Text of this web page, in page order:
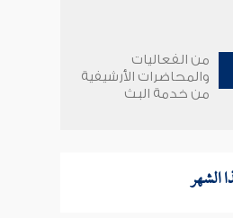
من الفعاليات
والمحاضرات الأرشيفية
من خدمة البث
الشهر